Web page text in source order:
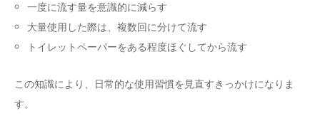
一度に流す量を意識的に減らす
大量使用した際は、複数回に分けて流す
トイレットペーパーをある程度ほぐしてから流す
この知識により、日常的な使用習慣を見直すきっかけになりま
す。